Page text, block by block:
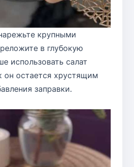
крупными
в глубокую
использовать салат
он остается хрустящим
заправки.